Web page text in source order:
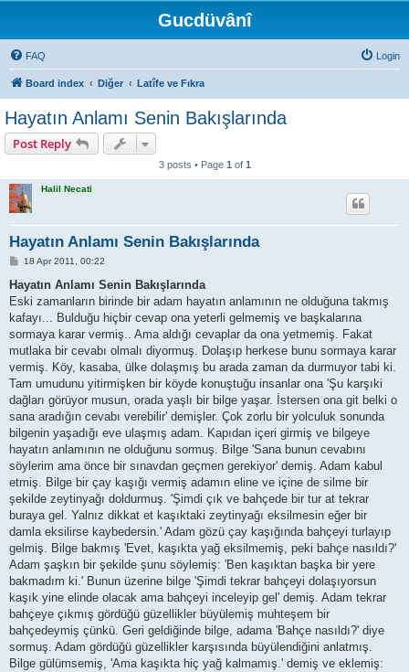
Gucdüvânî
FAQ Login
Board index Diğer Latîfe ve Fıkra
Hayatın Anlamı Senin Bakışlarında
Post Reply
3 posts • Page 1 of 1
Halil Necati
Hayatın Anlamı Senin Bakışlarında
P
s
18 Apr 2011, 00:22
Hayatın Anlamı Senin Bakışlarında
Eski zamanların birinde bir adam hayatın anlamının ne olduğuna takmış
kafayı... Bulduğu hiçbir cevap ona yeterli gelmemiş ve başkalarına
sormaya karar vermiş.. Ama aldığı cevaplar da ona yetmemiş. Fakat
mutlaka bir cevabı olmalı diyormuş. Dolaşıp herkese bunu sormaya karar
vermiş. Köy, kasaba, ülke dolaşmış bu arada zaman da durmuyor tabi ki.
Tam umudunu yitirmişken bir köyde konuştuğu insanlar ona 'Şu karşıki
dağları görüyor musun, orada yaşlı bir bilge yaşar. İstersen ona git belki o
sana aradığın cevabı verebilir' demişler. Çok zorlu bir yolculuk sonunda
bilgenin yaşadığı eve ulaşmış adam. Kapıdan içeri girmiş ve bilgeye
hayatın anlamının ne olduğunu sormuş. Bilge 'Sana bunun cevabını
söylerim ama önce bir sınavdan geçmen gerekiyor' demiş. Adam kabul
etmiş. Bilge bir çay kaşığı vermiş adamın eline ve içine de silme bir
şekilde zeytinyağı doldurmuş. 'Şimdi çık ve bahçede bir tur at tekrar
buraya gel. Yalnız dikkat et kaşıktaki zeytinyağı eksilmesin eğer bir
damla eksilirse kaybedersin.' Adam gözü çay kaşığında bahçeyi turlayıp
gelmiş. Bilge bakmış 'Evet, kaşıkta yağ eksilmemiş, peki bahçe nasıldı?'
Adam şaşkın bir şekilde şunu söylemiş: 'Ben kaşıktan başka bir yere
bakmadım ki.' Bunun üzerine bilge 'Şimdi tekrar bahçeyi dolaşıyorsun
kaşık yine elinde olacak ama bahçeyi inceleyip gel' demiş. Adam tekrar
bahçeye çıkmış gördüğü güzellikler büyülemiş muhteşem bir
bahçedeymiş çünkü. Geri geldiğinde bilge, adama 'Bahçe nasıldı?' diye
sormuş. Adam gördüğü güzellikler karşısında büyülendiğini anlatmış.
Bilge gülümsemiş, 'Ama kaşıkta hiç yağ kalmamış.' demiş ve eklemiş: